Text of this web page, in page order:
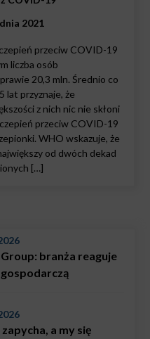
2021
przeciw COVID-19
liczba osób
20,3 mln. Średnio co
lat przyznaje, że
z nich nic nie skłoni
przeciw COVID-19
WHO wskazuje, że
od dwóch dekad
[…]
branża reaguje
a my się